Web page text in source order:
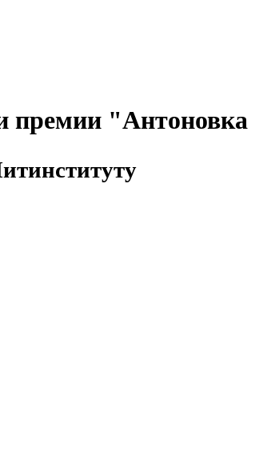
премии "Антоновка